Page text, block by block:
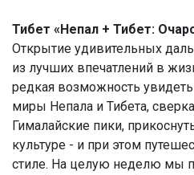
Тибет «Непал + Тибет:
Открытие удивительных
из лучших впечатлений в
редкая возможность
миры Непала и Тибета,
Гималайские пики,
культуре - и при этом
стиле. На целую неделю мы